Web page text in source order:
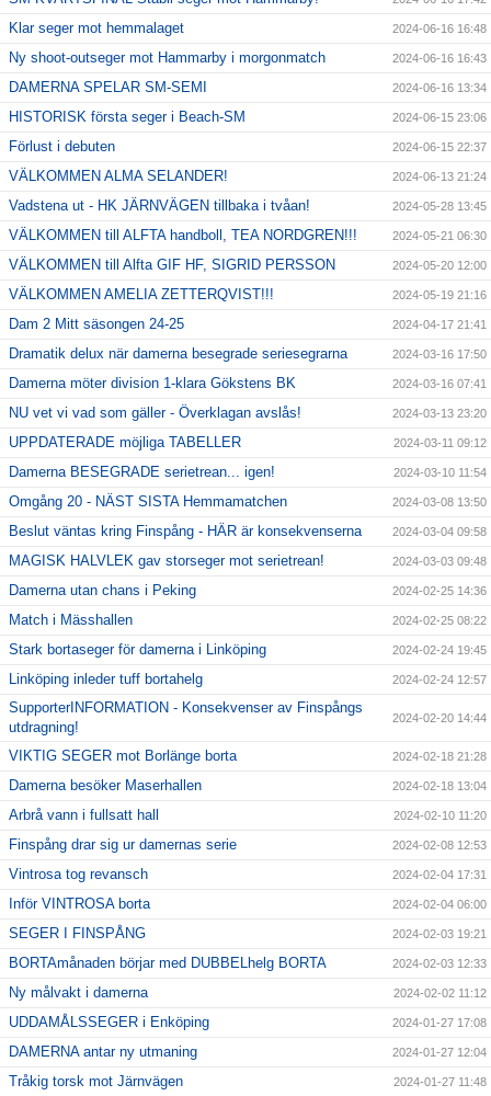
Klar seger mot hemmalaget 2024-06-16 16:48
Ny shoot-outseger mot Hammarby i morgonmatch 2024-06-16 16:43
DAMERNA SPELAR SM-SEMI 2024-06-16 13:34
HISTORISK första seger i Beach-SM 2024-06-15 23:06
Förlust i debuten 2024-06-15 22:37
VÄLKOMMEN ALMA SELANDER! 2024-06-13 21:24
Vadstena ut - HK JÄRNVÄGEN tillbaka i tvåan! 2024-05-28 13:45
VÄLKOMMEN till ALFTA handboll, TEA NORDGREN!!! 2024-05-21 06:30
VÄLKOMMEN till Alfta GIF HF, SIGRID PERSSON 2024-05-20 12:00
VÄLKOMMEN AMELIA ZETTERQVIST!!! 2024-05-19 21:16
Dam 2 Mitt säsongen 24-25 2024-04-17 21:41
Dramatik delux när damerna besegrade seriesegrarna 2024-03-16 17:50
Damerna möter division 1-klara Gökstens BK 2024-03-16 07:41
NU vet vi vad som gäller - Överklagan avslås! 2024-03-13 23:20
UPPDATERADE möjliga TABELLER 2024-03-11 09:12
Damerna BESEGRADE serietrean... igen! 2024-03-10 11:54
Omgång 20 - NÄST SISTA Hemmamatchen 2024-03-08 13:50
Beslut väntas kring Finspång - HÄR är konsekvenserna 2024-03-04 09:58
MAGISK HALVLEK gav storseger mot serietrean! 2024-03-03 09:48
Damerna utan chans i Peking 2024-02-25 14:36
Match i Mässhallen 2024-02-25 08:22
Stark bortaseger för damerna i Linköping 2024-02-24 19:45
Linköping inleder tuff bortahelg 2024-02-24 12:57
SupporterINFORMATION - Konsekvenser av Finspångs
utdragning!
2024-02-20 14:44
VIKTIG SEGER mot Borlänge borta 2024-02-18 21:28
Damerna besöker Maserhallen 2024-02-18 13:04
Arbrå vann i fullsatt hall 2024-02-10 11:20
Finspång drar sig ur damernas serie 2024-02-08 12:53
Vintrosa tog revansch 2024-02-04 17:31
Inför VINTROSA borta 2024-02-04 06:00
SEGER I FINSPÅNG 2024-02-03 19:21
BORTAmånaden börjar med DUBBELhelg BORTA 2024-02-03 12:33
Ny målvakt i damerna 2024-02-02 11:12
UDDAMÅLSSEGER i Enköping 2024-01-27 17:08
DAMERNA antar ny utmaning 2024-01-27 12:04
Tråkig torsk mot Järnvägen 2024-01-27 11:48